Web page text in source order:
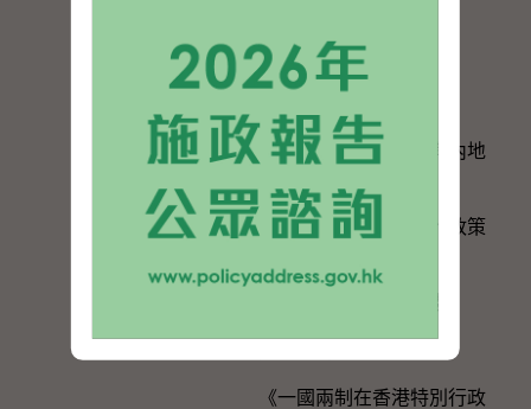
粵港澳大灣區建設
香港特別行政區政府與內地
便利港人在內地發展的政策
在內地及台灣的辦事處
《一國兩制在香港特別行政